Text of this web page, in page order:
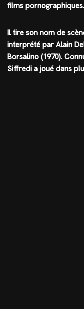
films pornographiques.
Il tire son nom de
interprété par Alain
Borsalino (1970).
Siffredi a joué dans